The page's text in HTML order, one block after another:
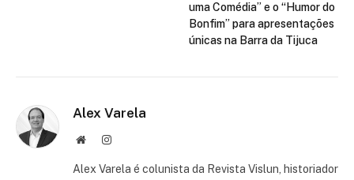
uma Comédia” e o “Humor do
Bonfim” para apresentações
únicas na Barra da Tijuca
Alex Varela
Site Instagram
Alex Varela é colunista da Revista Vislun, historiador